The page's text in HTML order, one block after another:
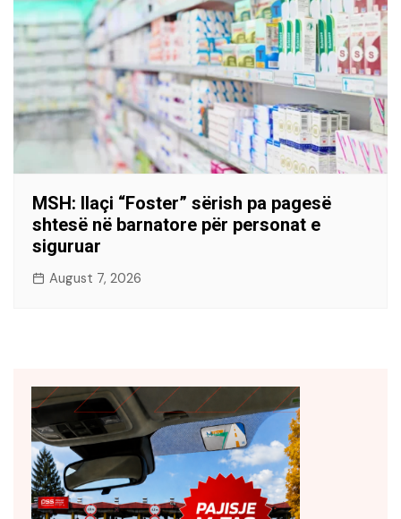
MSH: Ilaçi “Foster” sërish pa pagesë
shtesë në barnatore për personat e
siguruar
August 7, 2026